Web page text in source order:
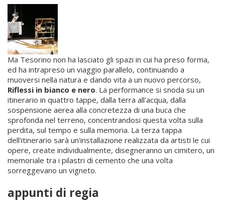
Ma Tesorino non ha lasciato gli spazi in cui ha preso forma,
ed ha intrapreso un viaggio parallelo, continuando a
muoversi nella natura e dando vita a un nuovo percorso,
Riflessi in bianco e nero. La performance si snoda su un
itinerario in quattro tappe, dalla terra all'acqua, dalla
sospensione aerea alla concretezza di una buca che
sprofonda nel terreno, concentrandosi questa volta sulla
perdita, sul tempo e sulla memoria. La terza tappa
dell'itinerario sarà un'installazione realizzata da artisti le cui
opere, create individualmente, disegneranno un cimitero, un
memoriale tra i pilastri di cemento che una volta
sorreggevano un vigneto.
appunti di regia